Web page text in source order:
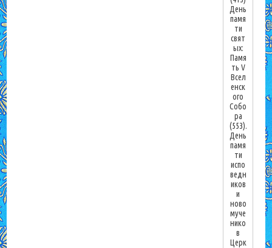
День
памя
ти
свят
ых:
Памя
ть V
Всел
енск
ого
Собо
ра
(553).
День
памя
ти
испо
ведн
иков
и
ново
муче
нико
в
Церк